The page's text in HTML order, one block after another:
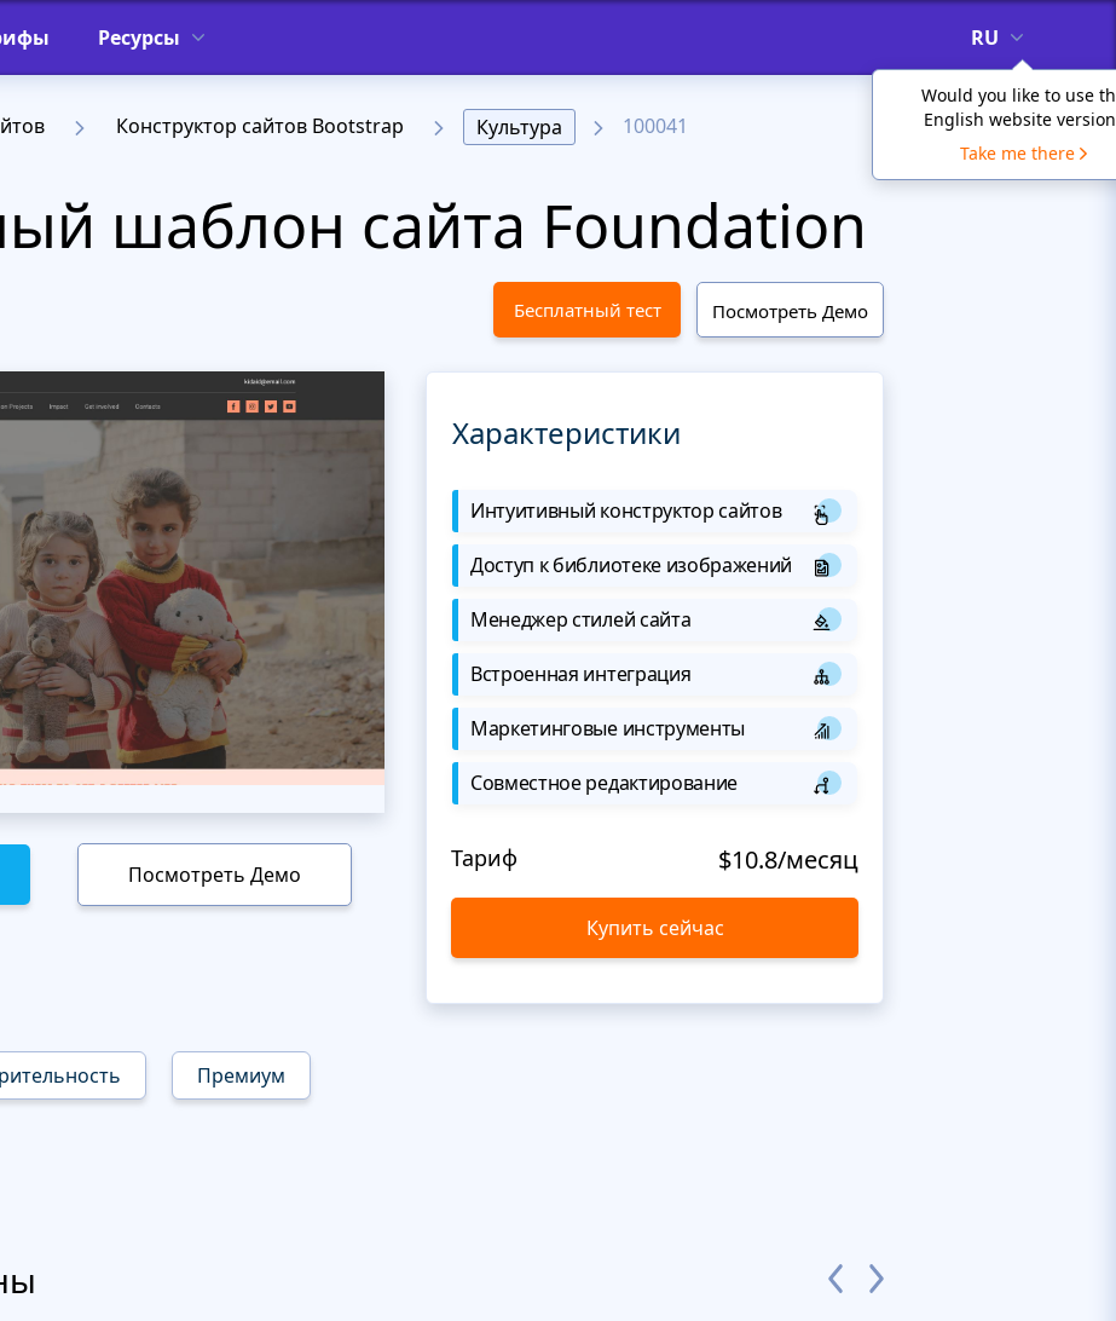
Ресурсы RU
Would you like to use
English website
Take me there
Конструктор сайтов Bootstrap Культура 100041
шаблон сайта Foundation
Бесплатный тест Посмотреть Демо
Посмотреть Демо
Премиум
Характеристики
Интуитивный конструктор сайтов
Доступ к библиотеке изображений
Менеджер стилей сайта
Встроенная интеграция
Маркетинговые инструменты
Совместное редактирование
Тариф $10.8/месяц
Купить сейчас